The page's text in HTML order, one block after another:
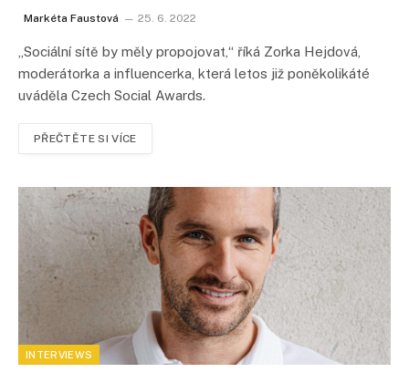
Markéta Faustová 25. 6. 2022
„Sociální sítě by měly propojovat,“ říká Zorka Hejdová,
moderátorka a influencerka, která letos již poněkolikáté
uváděla Czech Social Awards.
PŘEČTĚTE SI VÍCE
INTERVIEWS